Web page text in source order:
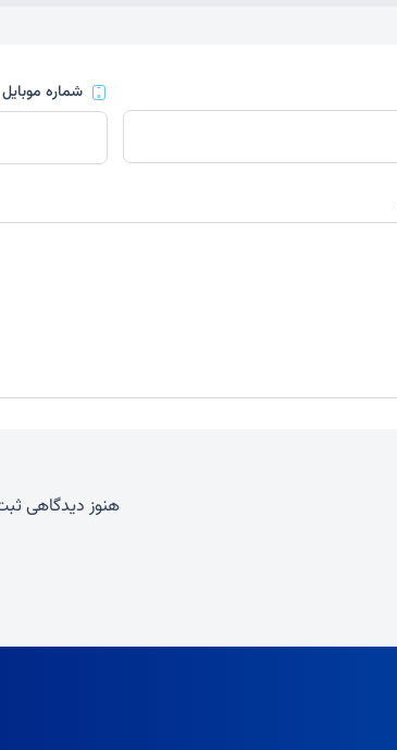
شماره موبایل
هنوز دیدگاهی